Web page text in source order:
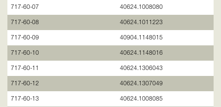
717-60-07 40624.1008080
717-60-08 40624.1011223
717-60-09 40904.1148015
717-60-10 40624.1148016
717-60-11 40624.1306043
717-60-12 40624.1307049
717-60-13 40624.1008085